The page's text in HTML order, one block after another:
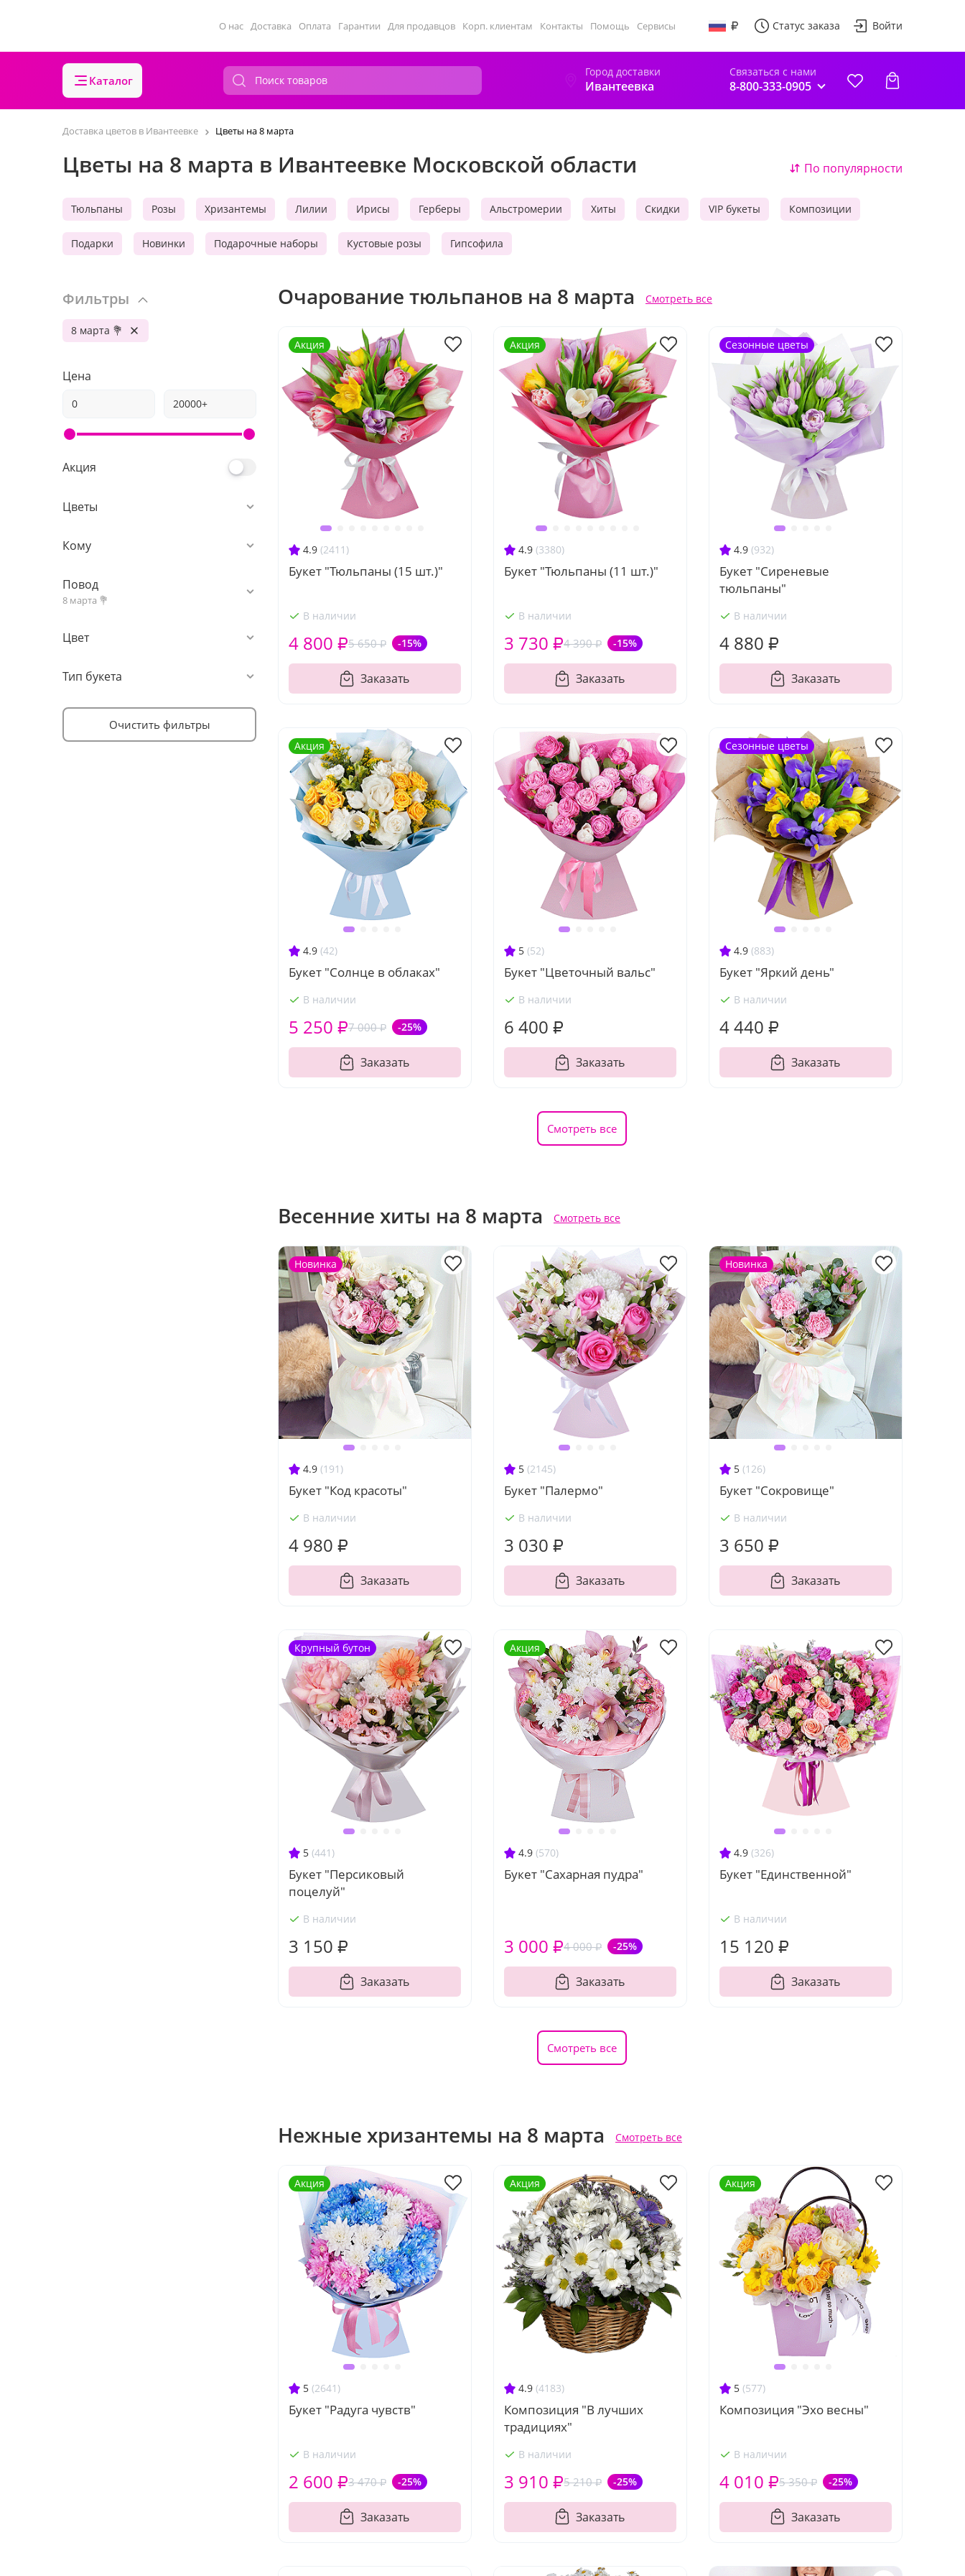
О нас Доставка Оплата Гарантии Для продавцов Корп. клиентам Контакты Помощь Сервисы Статус заказа Войти
Каталог
Город доставки
Ивантеевка
Связаться с нами
8-800-333-0905
Доставка цветов в Ивантеевке Цветы на 8 марта
Цветы на 8 марта в Ивантеевке Московской области По популярности
Тюльпаны Розы Хризантемы Лилии Ирисы Герберы Альстромерии Хиты Скидки VIP букеты Композиции
Подарки Новинки Подарочные наборы Кустовые розы Гипсофила
Фильтры
8 марта 💐
Цена
Акция
Цветы
Кому
Повод
8 марта 💐
Цвет
Тип букета
Очистить фильтры
Очарование тюльпанов на 8 марта Смотреть все
4.9 (2411)
Букет "Тюльпаны (15 шт.)"
В наличии
5 650 ₽ -15%
4 800 ₽
Заказать
Акция
4.9 (3380)
Букет "Тюльпаны (11 шт.)"
В наличии
4 390 ₽ -15%
3 730 ₽
Заказать
Акция
4.9 (932)
Букет "Сиреневые
тюльпаны"
В наличии
4 880 ₽
Заказать
Сезонные цветы
4.9 (42)
Букет "Солнце в облаках"
В наличии
7 000 ₽ -25%
5 250 ₽
Заказать
Акция
5 (52)
Букет "Цветочный вальс"
В наличии
6 400 ₽
Заказать
4.9 (883)
Букет "Яркий день"
В наличии
4 440 ₽
Заказать
Сезонные цветы
Смотреть все
Весенние хиты на 8 марта Смотреть все
4.9 (191)
Букет "Код красоты"
В наличии
4 980 ₽
Заказать
Новинка
5 (2145)
Букет "Палермо"
В наличии
3 030 ₽
Заказать
5 (126)
Букет "Сокровище"
В наличии
3 650 ₽
Заказать
Новинка
5 (441)
Букет "Персиковый
поцелуй"
В наличии
3 150 ₽
Заказать
Крупный бутон
4.9 (570)
Букет "Сахарная пудра"
4 000 ₽ -25%
3 000 ₽
Заказать
Акция
4.9 (326)
Букет "Единственной"
В наличии
15 120 ₽
Заказать
Смотреть все
Нежные хризантемы на 8 марта Смотреть все
5 (2641)
Букет "Радуга чувств"
В наличии
3 470 ₽ -25%
2 600 ₽
Заказать
Акция
4.9 (4183)
Композиция "В лучших
традициях"
В наличии
5 210 ₽ -25%
3 910 ₽
Заказать
Акция
5 (577)
Композиция "Эхо весны"
В наличии
5 350 ₽ -25%
4 010 ₽
Заказать
Акция